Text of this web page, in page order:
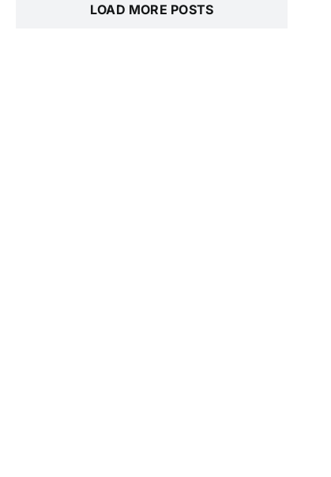
LOAD MORE POSTS